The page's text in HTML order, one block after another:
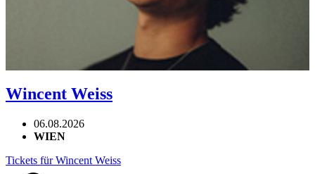
Wincent Weiss
06.08.2026
WIEN
Tickets für Wincent Weiss